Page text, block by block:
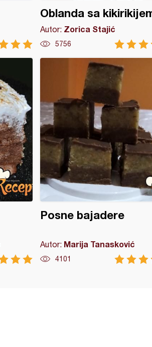
Oblanda sa
Autor: Zorica Stajić
5756
Posne bajadere
Autor: Marija Tanasković
4101